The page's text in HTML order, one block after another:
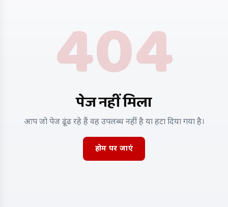
404
पेज नहीं मिला
आप जो पेज ढूंढ रहे हैं वह उपलब्ध नहीं है या हटा दिया गया है।
होम पर जाएं